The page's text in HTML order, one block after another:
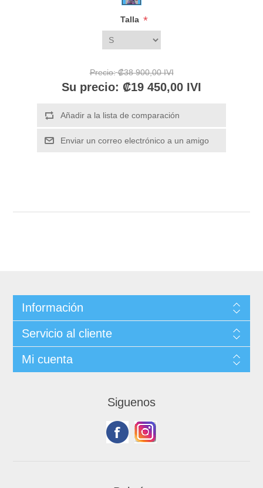
Talla *
Precio: ₡38 900,00 IVI
Su precio: ₡19 450,00 IVI
Información
Servicio al cliente
Mi cuenta
Siguenos